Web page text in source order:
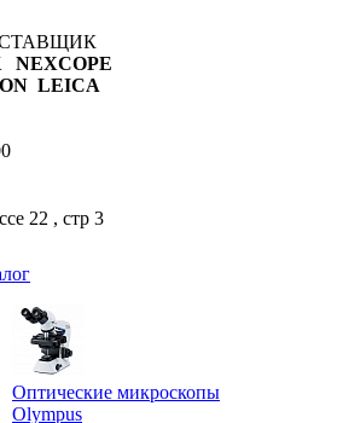
NEXCOPE
LEICA
22 , стр 3
Оптические микроскопы
Olympus